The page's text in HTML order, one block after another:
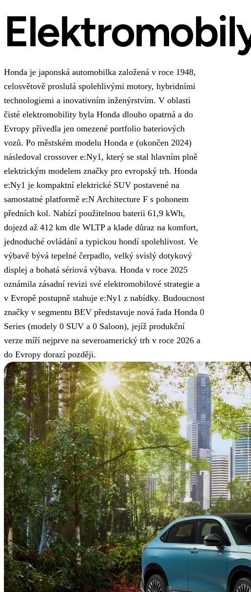
Honda je japonská automobilka založená v roce 1948,
celosvětově proslulá spolehlivými motory, hybridními
technologiemi a inovativním inženýrstvím. V oblasti
čisté elektromobility byla Honda dlouho opatrná a do
Evropy přivedla jen omezené portfolio bateriových
vozů. Po městském modelu Honda e (ukončen 2024)
následoval crossover e:Ny1, který se stal hlavním plně
elektrickým modelem značky pro evropský trh. Honda
e:Ny1 je kompaktní elektrické SUV postavené na
samostatné platformě e:N Architecture F s pohonem
předních kol. Nabízí použitelnou baterii 61,9 kWh,
dojezd až 412 km dle WLTP a klade důraz na komfort,
jednoduché ovládání a typickou hondí spolehlivost. Ve
výbavě bývá tepelné čerpadlo, velký svislý dotykový
displej a bohatá sériová výbava. Honda v roce 2025
oznámila zásadní revizi své elektromobilové strategie a
v Evropě postupně stahuje e:Ny1 z nabídky. Budoucnost
značky v segmentu BEV představuje nová řada Honda 0
Series (modely 0 SUV a 0 Saloon), jejíž produkční
verze míří nejprve na severoamerický trh v roce 2026 a
do Evropy dorazí později.